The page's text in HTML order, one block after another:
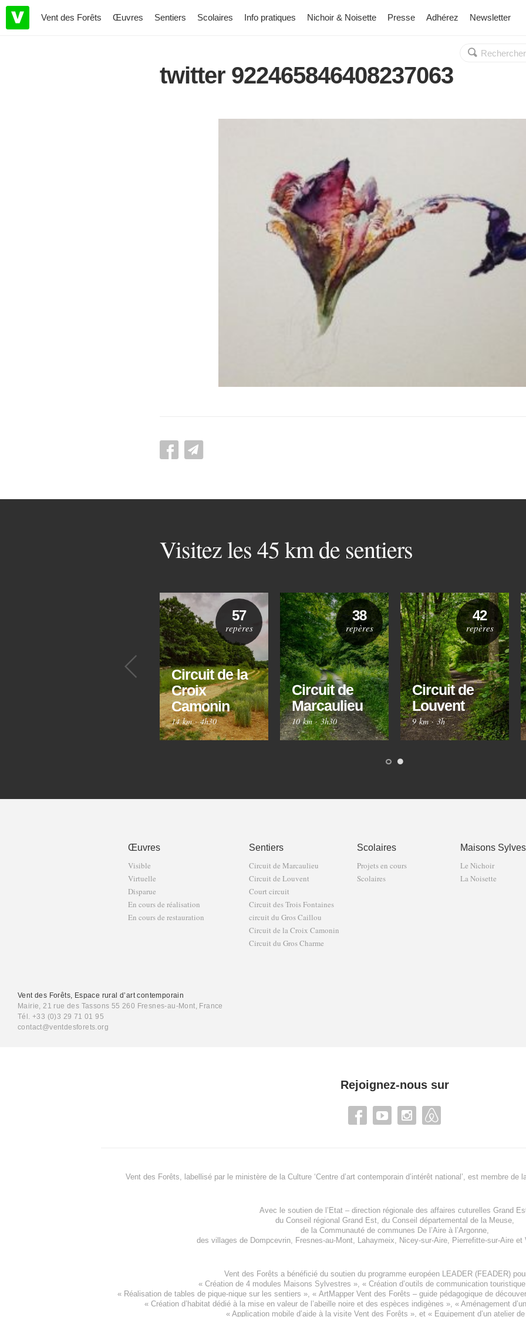
Vent des Forêts Œuvres Sentiers Scolaires Info pratiques Nichoir & Noisette Presse Adhérez Newsletter
Rechercher :
OK
twitter 922465846408237063
Visitez les 45 km de sentiers
Précédent
Circuit de la
Croix
Camonin
14 km·4h30
57
repères
Circuit de
Marcaulieu
10 km·3h30
38
repères
Circuit de
Louvent
9 km·3h
42
repères
Œuvres
Visible
Virtuelle
Disparue
En cours de réalisation
En cours de restauration
Sentiers
Circuit de Marcaulieu
Circuit de Louvent
Court circuit
Circuit des Trois Fontaines
circuit du Gros Caillou
Circuit de la Croix Camonin
Circuit du Gros Charme
Scolaires
Projets en cours
Scolaires
Maisons
Le Nichoir
La Noisette
Vent des Forêts, Espace rural d’art contemporain
Mairie, 21 rue des Tassons 55 260 Fresnes-au-Mont, France
Tél. +33 (0)3 29 71 01 95
contact@ventdesforets.org
Rejoignez-nous sur
Vent des Forêts, labellisé par le ministère de la Culture ‘Centre d’art contemporain d’intérêt national’, est membre de
Avec le soutien de l’ Etat – direction régionale des affaires cuturelles Grand
du Conseil régional Grand Est, du Conseil départemental de la Meuse,
de la Communauté de communes De l’Aire à l’Argonne,
des villages de Dompcevrin, Fresnes-au-Mont, Lahaymeix, Nicey-sur-Aire, Pierrefitte-sur-Aireet
Vent des Forêts a bénéficié du soutien du programme européen LEADER (FEADER)
« Création de 4 modules Maisons Sylvestres », « Création d’outils de communication
« Réalisation de tables de pique-nique sur les sentiers », « ArtMapper Vent des Forêts – guide pédagogique de
« Création d’habitat dédié à la mise en valeur de l’abeille noire et des espèces indigènes », « Aménagement
« Application mobile d’aide à la visite Vent des Forêts », et « Equipement d’un atelier